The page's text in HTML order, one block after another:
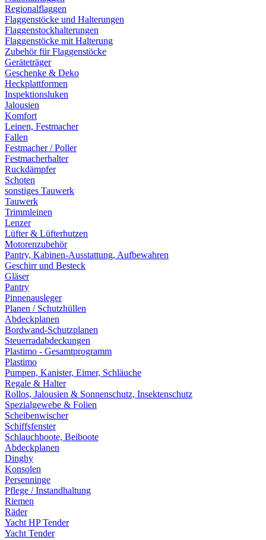
Regionalflaggen
Flaggenstöcke und Halterungen
Flaggenstockhalterungen
Flaggenstöcke mit Halterung
Zubehör für Flaggenstöcke
Geräteträger
Geschenke & Deko
Heckplattformen
Inspektionsluken
Jalousien
Komfort
Leinen, Festmacher
Fallen
Festmacher / Poller
Festmacherhalter
Ruckdämpfer
Schoten
sonstiges Tauwerk
Tauwerk
Trimmleinen
Lenzer
Lüfter & Lüfterhutzen
Motorenzubehör
Pantry, Kabinen-Ausstattung, Aufbewahren
Geschirr und Besteck
Gläser
Pantry
Pinnenausleger
Planen / Schutzhüllen
Abdeckplanen
Bordwand-Schutzplanen
Steuerradabdeckungen
Plastimo - Gesamtprogramm
Plastimo
Pumpen, Kanister, Eimer, Schläuche
Regale & Halter
Rollos, Jalousien & Sonnenschutz, Insektenschutz
Spezialgewebe & Folien
Scheibenwischer
Schiffsfenster
Schlauchboote, Beiboote
Abdeckplanen
Dinghy
Konsolen
Persenninge
Pflege / Instandhaltung
Riemen
Räder
Yacht HP Tender
Yacht Tender